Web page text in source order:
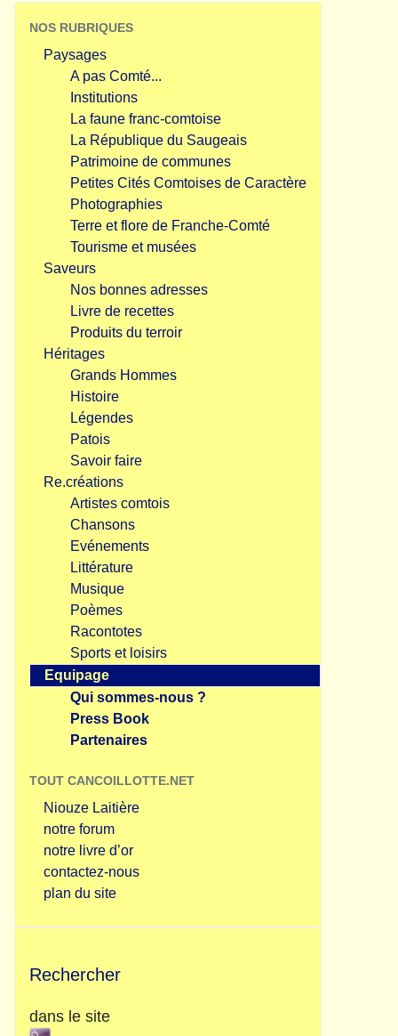
NOS RUBRIQUES
Paysages
A pas Comté...
Institutions
La faune franc-comtoise
La République du Saugeais
Patrimoine de communes
Petites Cités Comtoises de Caractère
Photographies
Terre et flore de Franche-Comté
Tourisme et musées
Saveurs
Nos bonnes adresses
Livre de recettes
Produits du terroir
Héritages
Grands Hommes
Histoire
Légendes
Patois
Savoir faire
Re.créations
Artistes comtois
Chansons
Evénements
Littérature
Musique
Poèmes
Racontotes
Sports et loisirs
Equipage
Qui sommes-nous ?
Press Book
Partenaires
TOUT CANCOILLOTTE.NET
Niouze Laitière
notre forum
notre livre d’or
contactez-nous
plan du site
Rechercher
dans le site